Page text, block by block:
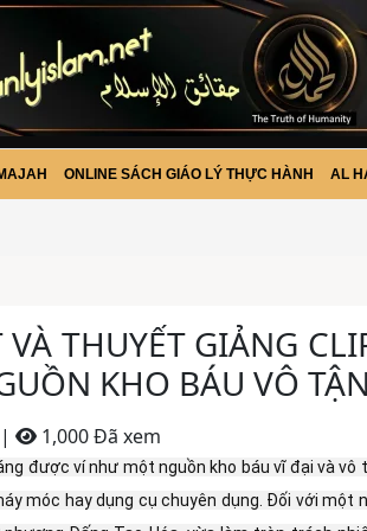
ONLINE SÁCH GIÁO LÝ THỰC HÀNH AL
VÀ THUYẾT GIẢNG
KHO BÁU VÔ
| 1,000 Đã xem
được ví như một nguồn kho báu vĩ đại và
móc hay dụng cụ chuyên dụng. Đối với